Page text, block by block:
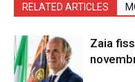
RELATED ARTICLES
Zaia